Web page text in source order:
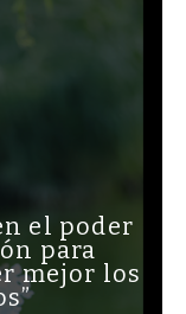
el poder
para
mejor los